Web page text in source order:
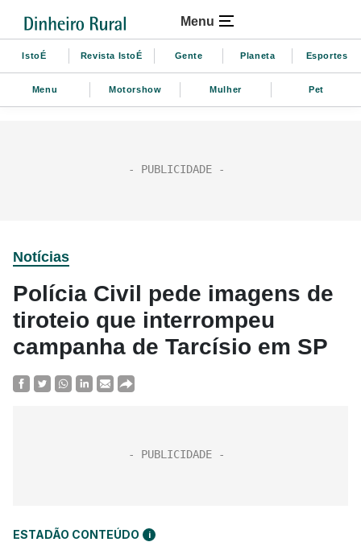
Menu
IstoÉ Revista IstoÉ Gente Planeta Esportes
Menu Motorshow Mulher Pet
Notícias
Polícia Civil pede imagens de
tiroteio que interrompeu
campanha de Tarcísio em SP
ESTADÃO CONTEÚDO i